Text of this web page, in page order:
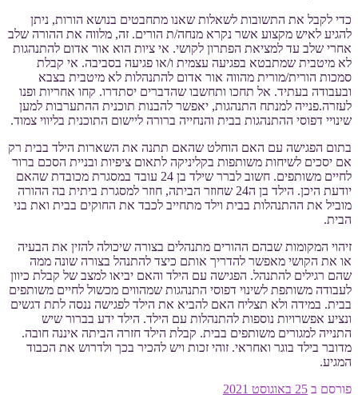
כדי לקבל את התשובות לשאלות שאנו מתחבטים בנושא הורות, ניתן
להגיע לאיש מקצוע אשר נקרא מנחה/ת הורים. זה, מלווה את ההורה שלב
אחרי שלב עד למציאת הפתרון לקושי. אי ציות הוא אור אדום להתנהגות
לא מיטבית שמתבטא בפגיעה עצמית ו/או פגיעה בסביבה. אי קבלת
סמכות הורית/מורית מהווה אור אדום להתנהלות לא מיטבית בצבא
ובעבודה בעתיד. אל תחכו ותחשבו שהדברים יסתדרו. קחו אחריות ופנו
לעזרה.פנייה למנתח התנהגות, יאפשר להבנות תוכנית ההתערבות למען
שינויי דפוסי ההתנהגות בבית והנחייה ברורה ליישום התוכנית בליווי צמוד.
בתום הפגישה עם האם הוחלט שהאם תתנה את השארות הילד בבית רק
אם יסכים לשיחות משותפות בקליניקה לתאום ציפיות ובניית הסכם ברור
לחיים משותפים. חשוב לברר שילד בן 24 עובד במסגרת מכובדת שהאם
יודעת היכן. הילד בן ה24 שחוזר הביתה, חוזר למסגרת ביתית בה ההורה
מוביל את ההתנהלות בבית וילד מתחייב לכבד את החוקים בבית ואת בני
הבית.
זיהוי המקומות שבהם ההורים מתנהלים בצורה שיכולה להזין את הבעיה
או את הקושי מאפשר להדריך אותם כיצד להתנהל בצורה שונה ממה
שהם רגילים להתנהל. הפגישה עם הילד והאם יביאו למצב של קבלת כיוון
לעבודה משותפת לשינוי דפוסי התנהגות שמהווים מכשול לחיים משותפים
בבית. במידה ולא תצליח האם להביא את הילד לפגישה ננסה לתת דגשים
ונציע אפשרויות נוספות להתנהלות עם הילד. הילד ידע בברור שיש
התנייה למגורים משותפים בבית. קבלת הילד חזרה הביתה איננה חובה.
מדובר בילד בוגר ואחראי. זוהי זכות ויש להכיר בכך ולדרוש את הכבוד
המגיע.
פורסם ב 25 באוגוסט 2021